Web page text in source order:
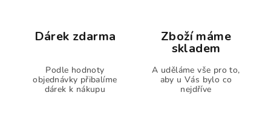
Dárek zdarma
Podle hodnoty
objednávky přibalíme
dárek k nákupu
Zboží máme
skladem
A uděláme vše pro to,
aby u Vás bylo co
nejdříve